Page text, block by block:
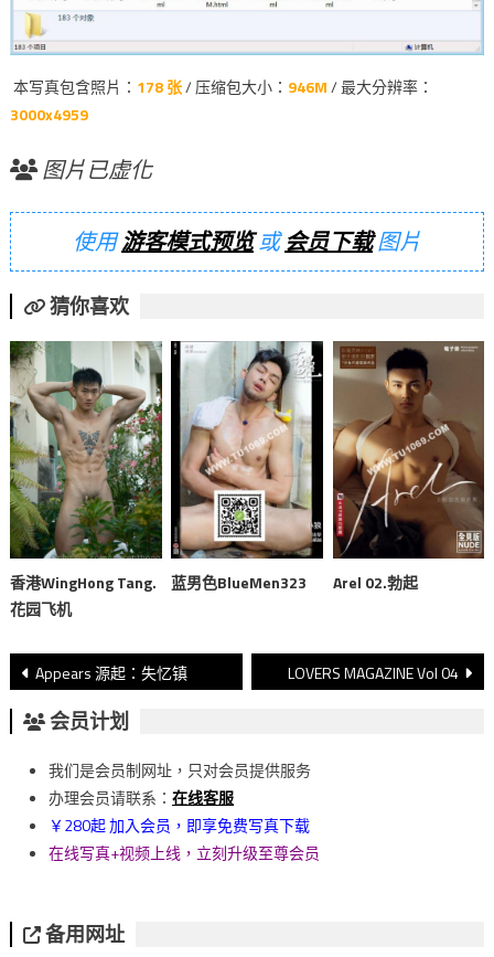
本写真包含照片： 178 张/ 压缩包大小： 946M/ 最大分辨率：
3000x4959
图片已虚化
使用游客模式预览或会员下载图片
猜你喜欢
香港WingHong Tang.
花园飞机
蓝男色BlueMen323 Arel 02.勃起
文
章
導
覽
Appears 源起：失忆镇 LOVERS MAGAZINE Vol 04
会员计划
我们是会员制网址，只对会员提供服务
办理会员请联系： 在线客服
￥280起 加入会员，即享免费写真下载
在线写真+视频上线，立刻升级至尊会员
备用网址